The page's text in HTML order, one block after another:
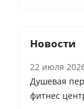
Новости
22 июля
Душевая
фитнес